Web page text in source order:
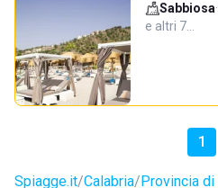
Sabbiosa·
e altri 7…
1
Spiagge.it Calabria Provincia di